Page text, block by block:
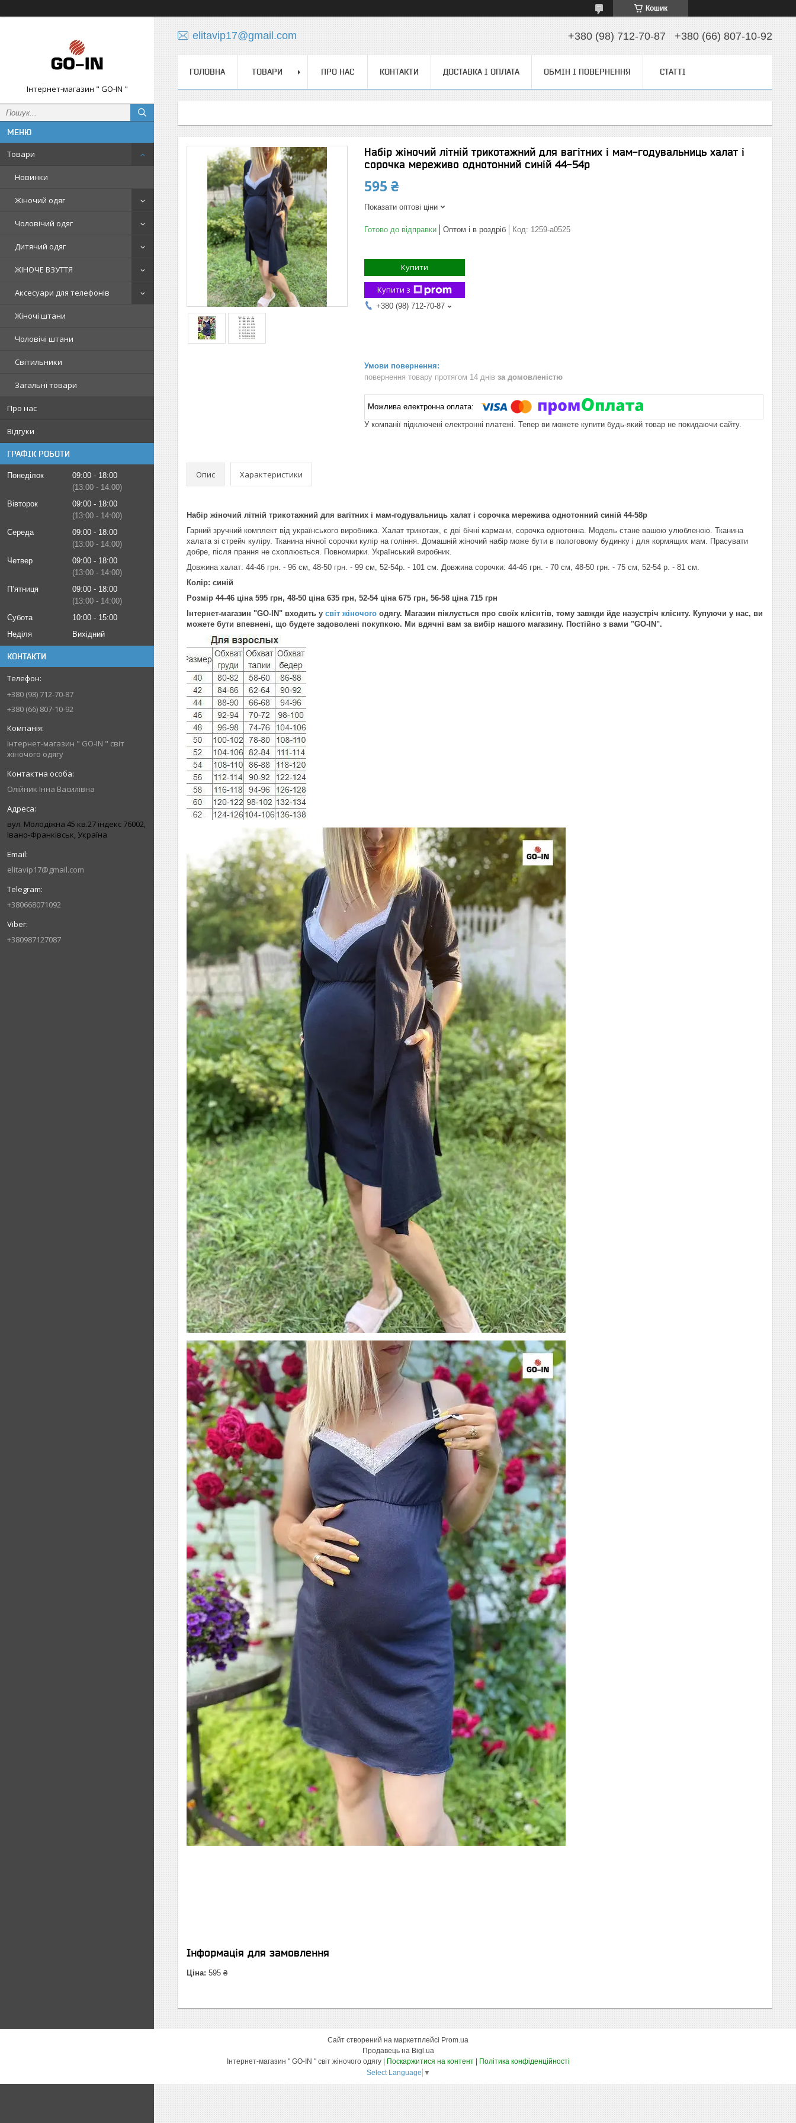
Кошик
Інтернет-магазин " GO-IN "
Товари
Новинки
Жіночий одяг
Чоловічий одяг
Дитячий одяг
ЖІНОЧЕ ВЗУТТЯ
Аксесуари для телефонів
Жіночі штани
Чоловічі штани
Світильники
Загальні товари
Про нас
Відгуки
ГРАФІК РОБОТИ
Понеділок 09:00
18:00
13:00
14:00
Вівторок
09:00
18:00
13:00
14:00
Середа
09:00
18:00
13:00
14:00
Четвер
09:00
18:00
13:00
14:00
Пʼятниця
09:00
18:00
13:00
14:00
Субота
10:00
15:00
Неділя
Вихідний
КОНТАКТИ
+380 (98) 712-70-87
+380 (66) 807-10-92
Інтернет-магазин " GO-IN " світ
жіночого одягу
Олійник Інна Василівна
вул. Молодіжна 45 кв.27 індекс 76002,
Івано-Франківськ, Україна
elitavip17@gmail.com
+380668071092
+380987127087
elitavip17@gmail.com +380 (98) 712-70-87 +380 (66) 807-10-92
ГОЛОВНА ТОВАРИ ПРО НАС КОНТАКТИ ДОСТАВКА І ОПЛАТА ОБМІН І ПОВЕРНЕННЯ СТАТТІ
Набір жіночий літній трикотажний для вагітних і мам-годувальниць халат і
сорочка мереживо однотонний синій 44-54р
595 ₴
Показати оптові ціни
Готово до відправки Оптом і в роздріб Код: 1259-а0525
Купити
Купити з
+380 (98) 712-70-87
повернення товару протягом 14 днів за домовленістю
У компанії підключені електронні платежі. Тепер ви можете купити будь-який товар не покидаючи сайту.
Опис Характеристики
Набір жіночий літній трикотажний для вагітних і мам-годувальниць халат і сорочка мережива однотонний синій 44-58р
Гарний зручний комплект від українського виробника. Халат трикотаж, є дві бічні кармани, сорочка однотонна. Модель стане вашою улюбленою. Тканина
халата зі стрейч куліру. Тканина нічної сорочки кулір на гоління. Домашній жіночий набір може бути в пологовому будинку і для кормящих мам. Прасувати
добре, після прання не схоплюється. Повномирки. Український виробник.
Довжина халат: 44-46 грн. - 96 см, 48-50 грн. - 99 см, 52-54р. - 101 см. Довжина сорочки: 44-46 грн. - 70 см, 48-50 грн. - 75 см, 52-54 р. - 81 см.
Колір: синій
Розмір 44-46 ціна 595 грн, 48-50 ціна 635 грн, 52-54 ціна 675 грн, 56-58 ціна 715 грн
Інтернет-магазин "GO-IN" входить у світ жіночого одягу. Магазин піклується про своїх клієнтів, тому завжди йде назустріч клієнту. Купуючи у нас, ви
можете бути впевнені, що будете задоволені покупкою. Ми вдячні вам за вибір нашого магазину. Постійно з вами "GO-IN".
Інформація для замовлення
Ціна: 595 ₴
Сайт створений на маркетплейсі Prom.ua
Продавець на Bigl.ua
Поскаржитися на контент
Політика конфіденційності
Select Language ▼